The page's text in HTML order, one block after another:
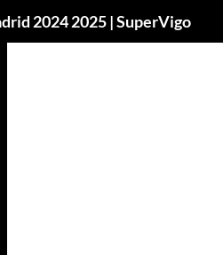
2024 2025 | SuperVigo